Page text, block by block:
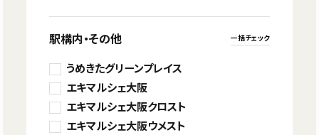
駅構内・その他 一括チェック
うめきたグリーンプレイス
エキマルシェ大阪
エキマルシェ大阪クロスト
エキマルシェ大阪ウメスト